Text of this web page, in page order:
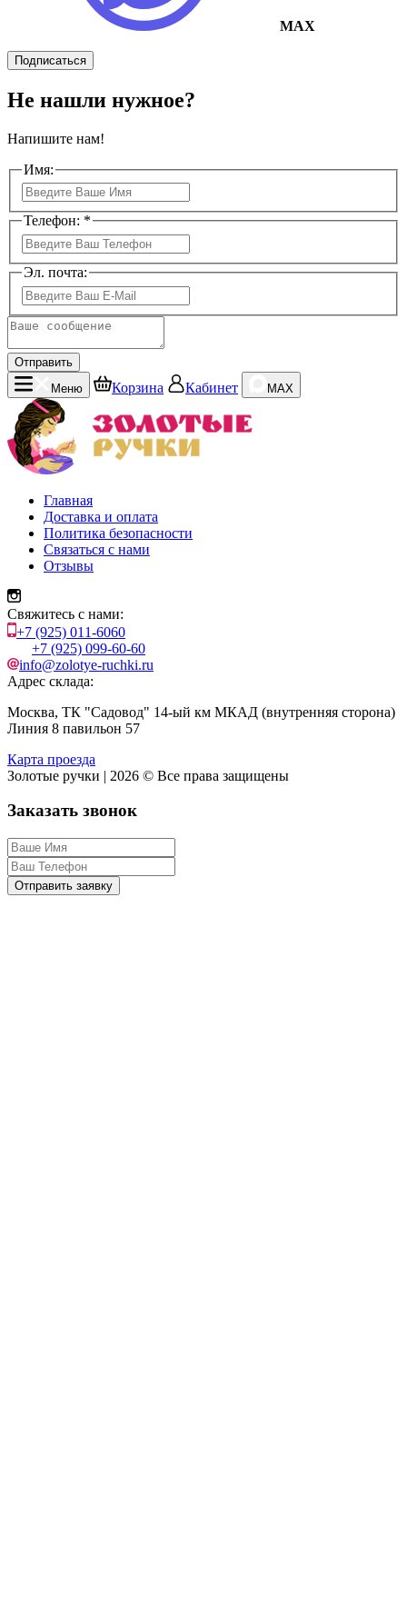
MAX
Подписаться
Не нашли нужное?
Напишите нам!
Имя:
Телефон: *
Эл. почта:
Отправить
Меню
Корзина Кабинет MAX
Главная
Доставка и оплата
Политика безопасности
Связаться с нами
Отзывы
Свяжитесь с нами:
+7 (925) 011-6060
+7 (925) 099-60-60
info@zolotye-ruchki.ru
Адрес склада:
Москва, ТК "Садовод" 14-ый км МКАД (внутренняя сторона)
Линия 8 павильон 57
Карта проезда
Золотые ручки | 2026 © Все права защищены
Заказать звонок
Отправить заявку